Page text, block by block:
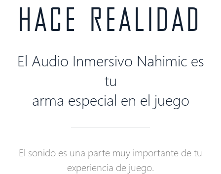
HACE REALIDAD
El Audio Inmersivo Nahimic es
tu
arma especial en el juego
El sonido es una parte muy importante de tu
experiencia de juego.